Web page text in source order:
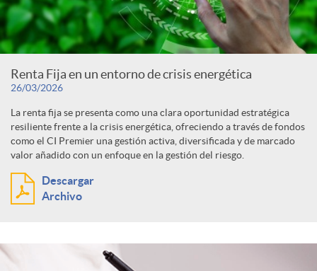
Renta Fija en un entorno de crisis energética
26/03/2026
La renta fija se presenta como una clara oportunidad estratégica
resiliente frente a la crisis energética, ofreciendo a través de fondos
como el CI Premier una gestión activa, diversificada y de marcado
valor añadido con un enfoque en la gestión del riesgo.
Descargar
Archivo